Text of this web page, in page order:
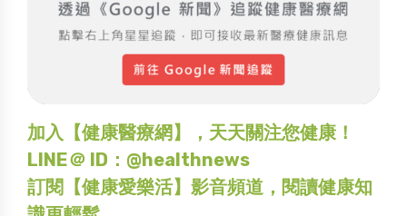
加入【健康醫療網】，天天關注您健康！
LINE＠ ID：@healthnews
訂閱【健康愛樂活】影音頻道，閱讀健康知